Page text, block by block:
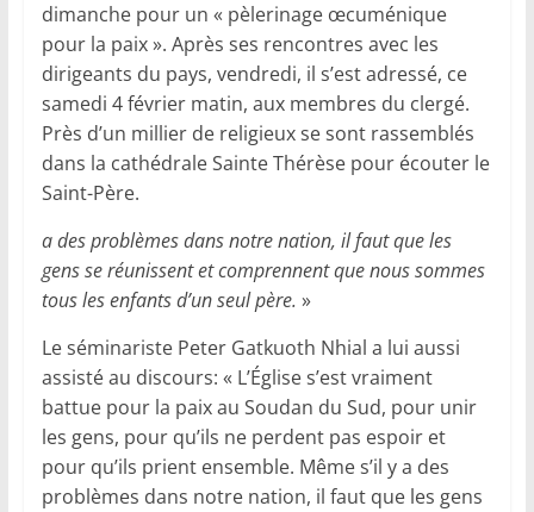
dimanche pour un « pèlerinage œcuménique
pour la paix ». Après ses rencontres avec les
dirigeants du pays, vendredi, il s’est adressé, ce
samedi 4 février matin, aux membres du clergé.
Près d’un millier de religieux se sont rassemblés
dans la cathédrale Sainte Thérèse pour écouter le
Saint-Père.
a des problèmes dans notre nation, il faut que les
gens se réunissent et comprennent que nous sommes
tous les enfants d’un seul père. »
Le séminariste Peter Gatkuoth Nhial a lui aussi
assisté au discours: « L’Église s’est vraiment
battue pour la paix au Soudan du Sud, pour unir
les gens, pour qu’ils ne perdent pas espoir et
pour qu’ils prient ensemble. Même s’il y a des
problèmes dans notre nation, il faut que les gens